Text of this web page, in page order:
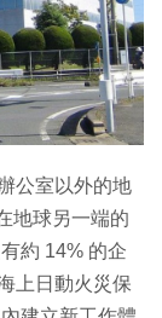
公室以外的地
地球另一端的
約 14% 的企
上日動火災保